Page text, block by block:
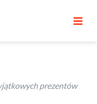
prezentów